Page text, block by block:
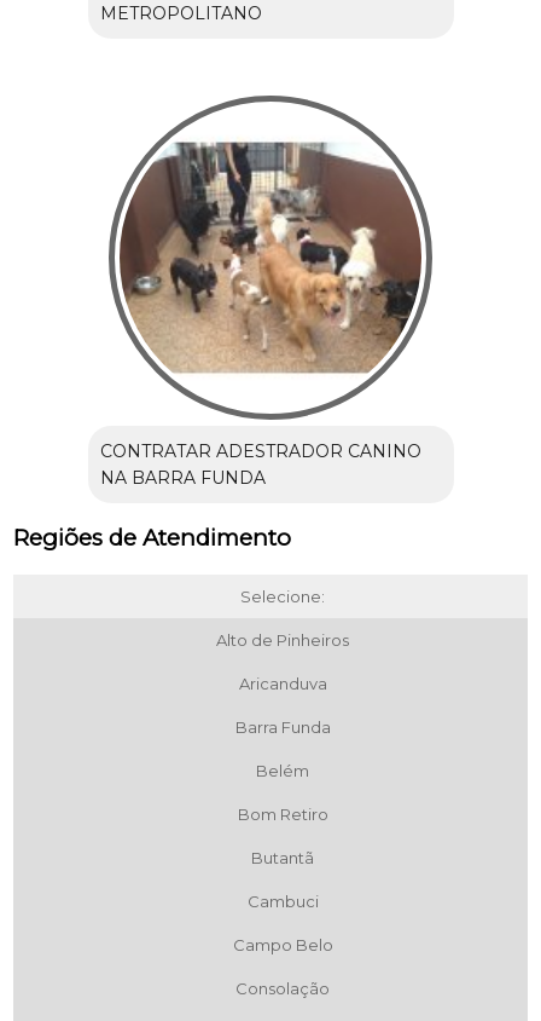
METROPOLITANO
CONTRATAR ADESTRADOR CANINO
NA BARRA FUNDA
Regiões de Atendimento
Selecione:
Alto de Pinheiros
Aricanduva
Barra Funda
Belém
Bom Retiro
Butantã
Cambuci
Campo Belo
Consolação